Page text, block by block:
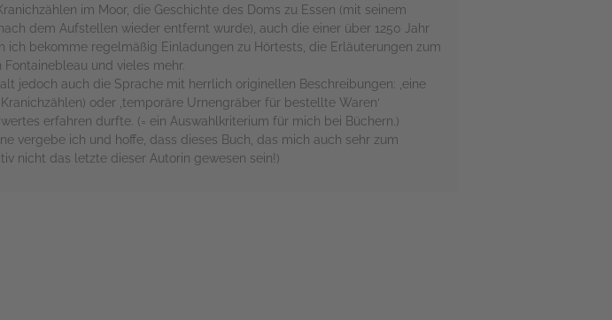
im Moor, die Geschichte des Doms zu Essen (mit seinem
dem Aufstellen wieder entfernt wurde), auch die einer über 1250 Jahr
ich bekomme regelmäßig Einladungen zu Hörtests, die Erläuterungen zum
Fontainebleau und vieles mehr.
jedoch auch die Sprache mit herrlich originellen Beschreibungen: ‚eine
oder ‚temporäre Urnengräber für bestellte Waren‘
erfahren durfte. (= ein Auswahlkriterium für mich bei Büchern.)
vergebe ich und hoffe, dass dieses Buch, das mich auch sehr zum
nicht das letzte dieser Autorin gewesen sein!)